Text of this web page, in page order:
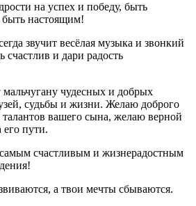
на успех и победу, быть
настоящим!
звучит весёлая музыка и звонкий
счастлив и дари радость
чудесных и добрых
судьбы и жизни. Желаю доброго
талантов вашего сына, желаю верной
его пути.
счастливым и жизнерадостным
а твои мечты сбываются.